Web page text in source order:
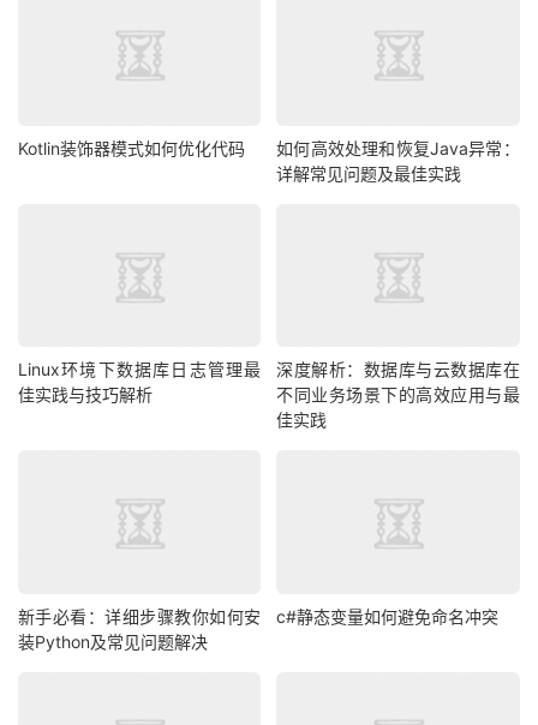
Kotlin装饰器模式如何优化代码
如何高效处理和恢复Java异常：
详解常见问题及最佳实践
Linux环境下数据库日志管理最
佳实践与技巧解析
深度解析：数据库与云数据库在
不同业务场景下的高效应用与最
佳实践
新手必看：详细步骤教你如何安
装Python及常见问题解决
c#静态变量如何避免命名冲突